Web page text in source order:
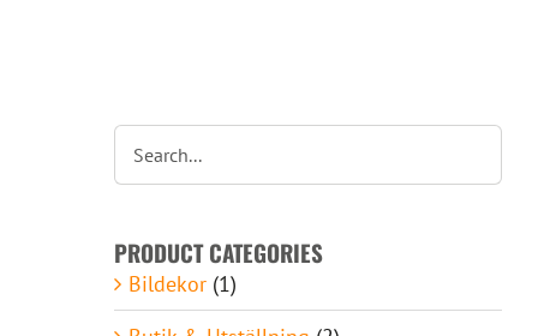
PRODUCT CATEGORIES
Bildekor (1)